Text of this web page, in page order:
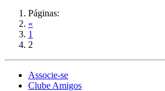
Páginas:
«
1
2
Associe-se
Clube Amigos